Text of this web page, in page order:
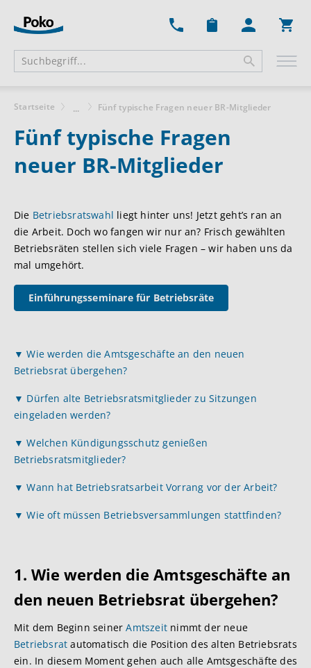
Startseite ... Fünf typische Fragen neuer BR-Mitglieder
Fünf typische Fragen
neuer BR-Mitglieder
Die Betriebsratswahl liegt hinter uns! Jetzt geht’s ran an
die Arbeit. Doch wo fangen wir nur an? Frisch gewählten
Betriebsräten stellen sich viele Fragen – wir haben uns da
mal umgehört.
Einführungsseminare für Betriebsräte
▼ Wie werden die Amtsgeschäfte an den neuen
Betriebsrat übergehen?
▼ Dürfen alte Betriebsratsmitglieder zu Sitzungen
eingeladen werden?
▼ Welchen Kündigungsschutz genießen
Betriebsratsmitglieder?
▼ Wann hat Betriebsratsarbeit Vorrang vor der Arbeit?
▼ Wie oft müssen Betriebsversammlungen stattfinden?
1. Wie werden die Amtsgeschäfte an
den neuen Betriebsrat übergehen?
Mit dem Beginn seinerAmtszeit nimmt der neue
Betriebsrat automatisch die Position des alten Betriebsrats
ein. In diesem Moment gehen auch alle Amtsgeschäfte des